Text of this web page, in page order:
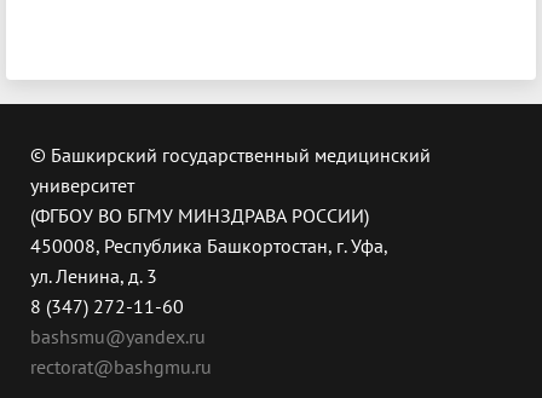
© Башкирский государственный медицинский
университет
(ФГБОУ ВО БГМУ МИНЗДРАВА РОССИИ)
450008, Республика Башкортостан, г. Уфа,
ул. Ленина, д. 3
8 (347) 272-11-60
bashsmu@yandex.ru
rectorat@bashgmu.ru